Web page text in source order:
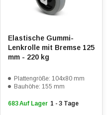
Elastische Gummi-
Lenkrolle mit Bremse 125
mm - 220 kg
Plattengröße: 104x80 mm
Bauhöhe: 155 mm
683 Auf Lager 1 - 3 Tage